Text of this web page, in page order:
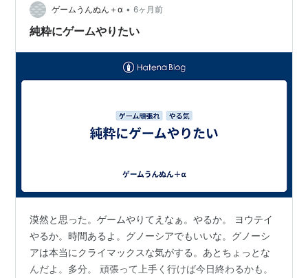
くらいの感動は味わえる。 マジでバイオハザード新作買
うかも…一応候補には入れておこう。
ゲームうんぬん＋α • 6ヶ月前
純粋にゲームやりたい
漠然と思った。ゲームやりてえなぁ。やるか。 ヨウテイ
やるか。時間あるよ。グノーシアでもいいな。グノーシ
アは本当にクライマックスな気がする。あとちょっとな
んだよ。多分。 頑張って上手く行けば今日終わるかも。